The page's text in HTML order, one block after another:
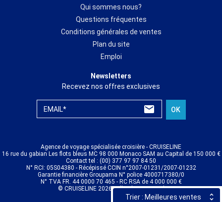
Trier : Meilleures ventes
Qui sommes nous?
Questions fréquentes
Conditions générales de ventes
Plan du site
Emploi
Newsletters
Recevez nos offres exclusives
EMAIL* OK
Agence de voyage spécialisée croisière - CRUISELINE
16 rue du gabian Les flots bleus MC 98 000 Monaco SAM au Capital de 150 000 €
Contact tel : (00) 377 97 97 84 50
N° RCI: 05S04380 - Récépissé CCIN n°2007-01231/2007-01232
Garantie financière Groupama N° police 4000717380/0
N° TVA FR. 44 0000 70 465 - RC RSA de 4 000 000 €
© CRUISELINE 2026 - all rights reserved